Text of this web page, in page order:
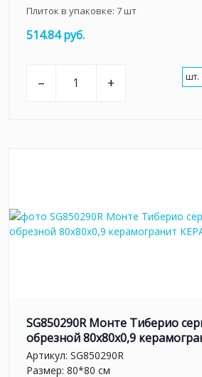
Плиток в упаковке: 7шт
514.84 руб.
– + шт.
SG850290R Монте Тиберио
обрезной 80x80x0,9
Артикул: SG850290R
Размер: 80*80 см